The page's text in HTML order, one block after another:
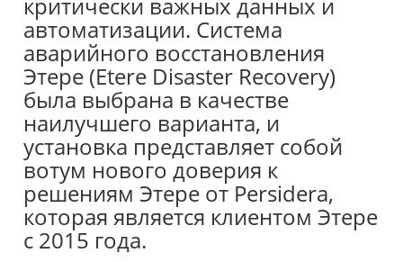
автоматизации. Система
аварийного восстановления
Этере (Etere Disaster Recovery)
была выбрана в качестве
наилучшего варианта, и
установка представляет собой
вотум нового доверия к
решениям Этере от Persidera,
которая является клиентом Этере
с 2015 года.